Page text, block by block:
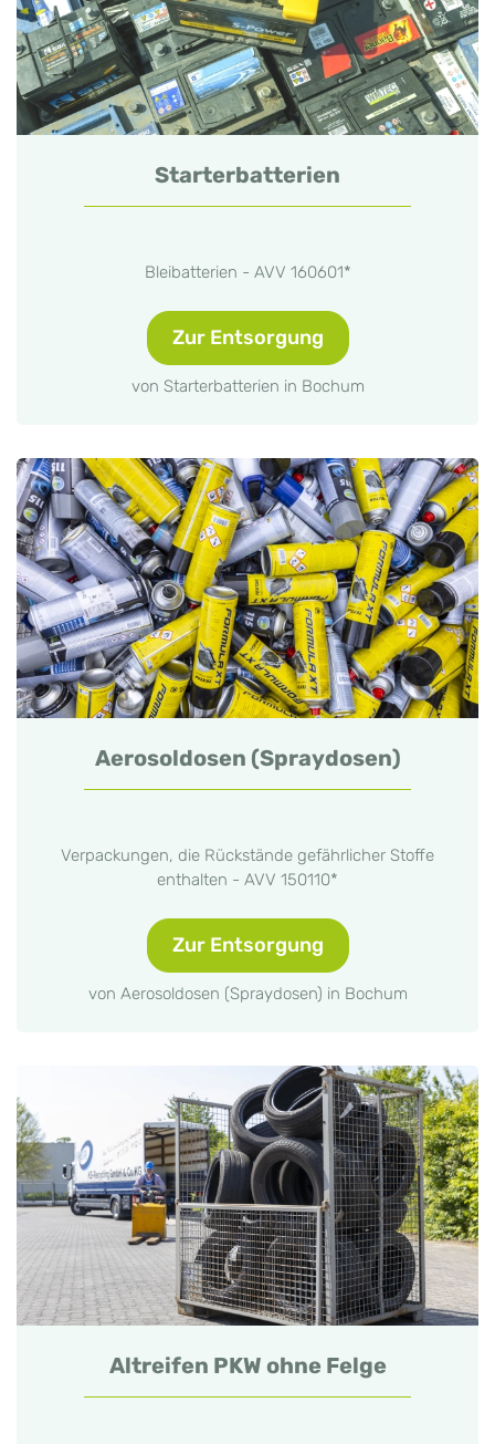
Starterbatterien
Bleibatterien - AVV 160601*
Zur Entsorgung
von Starterbatterien in Bochum
Aerosoldosen (Spraydosen)
Verpackungen, die Rückstände gefährlicher Stoffe
enthalten - AVV 150110*
Zur Entsorgung
von Aerosoldosen (Spraydosen) in Bochum
Altreifen PKW ohne Felge